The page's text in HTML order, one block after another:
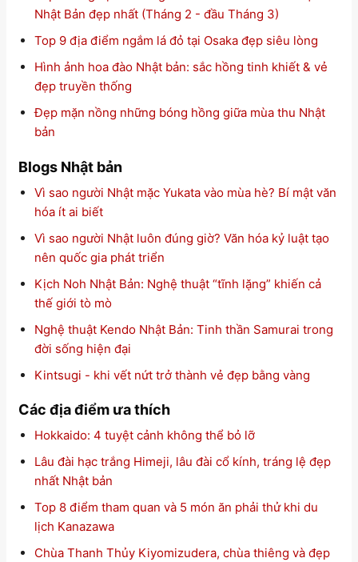
Nhật Bản đẹp nhất (Tháng 2 - đầu Tháng 3)
Top 9 địa điểm ngắm lá đỏ tại Osaka đẹp siêu lòng
Hình ảnh hoa đào Nhật bản: sắc hồng tinh khiết & vẻ
đẹp truyền thống
Đẹp mặn nồng những bóng hồng giữa mùa thu Nhật
bản
Blogs Nhật bản
Vì sao người Nhật mặc Yukata vào mùa hè? Bí mật văn
hóa ít ai biết
Vì sao người Nhật luôn đúng giờ? Văn hóa kỷ luật tạo
nên quốc gia phát triển
Kịch Noh Nhật Bản: Nghệ thuật “tĩnh lặng” khiến cả
thế giới tò mò
Nghệ thuật Kendo Nhật Bản: Tinh thần Samurai trong
đời sống hiện đại
Kintsugi - khi vết nứt trở thành vẻ đẹp bằng vàng
Các địa điểm ưa thích
Hokkaido: 4 tuyệt cảnh không thể bỏ lỡ
Lâu đài hạc trắng Himeji, lâu đài cổ kính, tráng lệ đẹp
nhất Nhật bản
Top 8 điểm tham quan và 5 món ăn phải thử khi du
lịch Kanazawa
Chùa Thanh Thủy Kiyomizudera, chùa thiêng và đẹp